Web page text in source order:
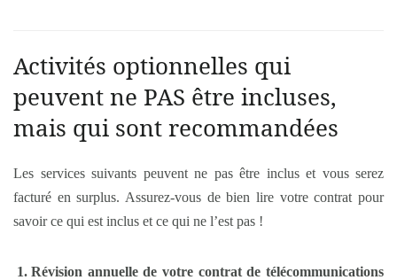
Activités optionnelles qui
peuvent ne PAS être incluses,
mais qui sont recommandées
Les services suivants peuvent ne pas être inclus et vous serez
facturé en surplus. Assurez-vous de bien lire votre contrat pour
savoir ce qui est inclus et ce qui ne l’est pas !
Révision annuelle de votre contrat de télécommunications